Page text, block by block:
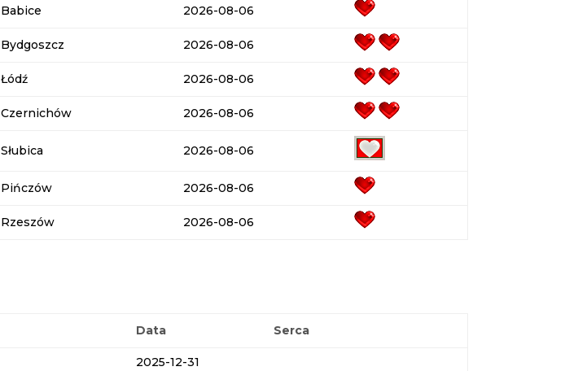
Babice 2026-08-06
Bydgoszcz 2026-08-06
Łódź 2026-08-06
Czernichów 2026-08-06
Słubica 2026-08-06
Pińczów 2026-08-06
Rzeszów 2026-08-06
Data Serca
2025-12-31